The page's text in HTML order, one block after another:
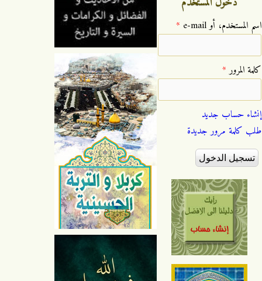
‏اسم المستخدم، أو e-mail ‏ *
‏كلمة المرور ‏*
إنشاء حساب جديد
طلب كلمة مرور جديدة